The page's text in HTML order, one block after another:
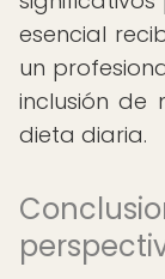
esencial
un
inclusión de
dieta diaria.